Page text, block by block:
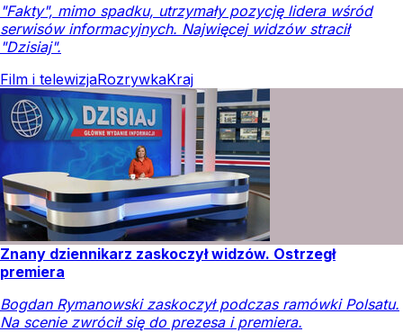
"Fakty", mimo spadku, utrzymały pozycję lidera wśród
serwisów informacyjnych. Najwięcej widzów stracił
"Dzisiaj".
Film i telewizjaRozrywkaKraj
Znany dziennikarz zaskoczył widzów. Ostrzegł
premiera
Bogdan Rymanowski zaskoczył podczas ramówki Polsatu.
Na scenie zwrócił się do prezesa i premiera.